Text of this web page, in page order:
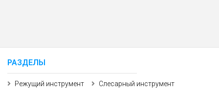
РАЗДЕЛЫ
Режущий инструмент
Слесарный инструмент